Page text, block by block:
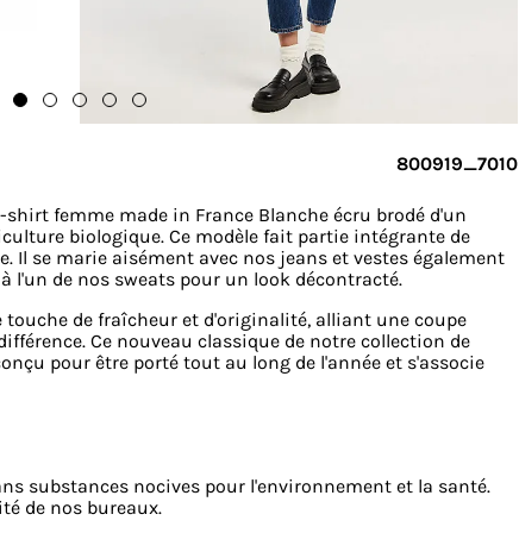
800919_7010
femme made in France Blanche écru brodé d'un
biologique. Ce modèle fait partie intégrante de
Il se marie aisément avec nos jeans et vestes également
l'un de nos sweats pour un look décontracté.​
de fraîcheur et d'originalité, alliant une coupe
Ce nouveau classique de notre collection de
pour être porté tout au long de l'année et s'associe
substances nocives pour l'environnement et la santé.​
de nos bureaux.​